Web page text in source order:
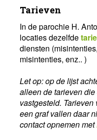
Tarieven
In de parochie H.
locaties dezelfde
diensten
misintenties, enz.. )
Let op: op de lijst
alleen de tarieven
vastgesteld. Tarieven
een graf vallen daar
contact opnemen met